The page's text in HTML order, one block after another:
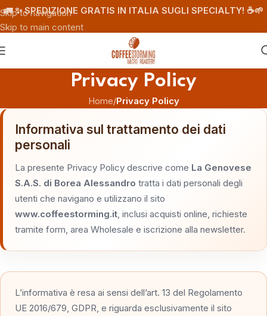
Skip to navigation
Skip to main content
🚛 ✨ SPEDIZIONE GRATIS IN ITALIA SUGLI SPECIALTY! ☕️🌱
Privacy Policy
Home/Privacy Policy
Informativa sul trattamento dei dati
personali
La presente Privacy Policy descrive come La Genovese
S.A.S. di Borea Alessandro tratta i dati personali degli
utenti che navigano e utilizzano il sito
www.coffeestorming.it, inclusi acquisti online, richieste
tramite form, area Wholesale e iscrizione alla newsletter.
L’informativa è resa ai sensi dell’art. 13 del Regolamento
UE 2016/679, GDPR, e riguarda esclusivamente il sito